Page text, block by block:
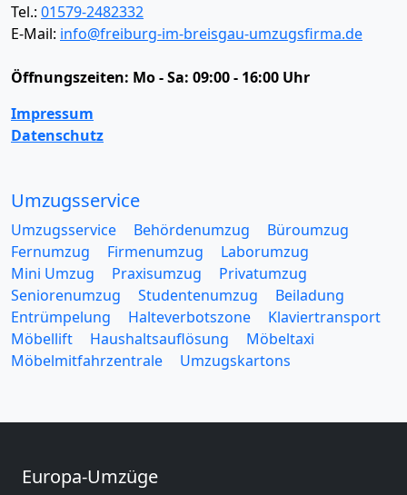
Tel.: 01579-2482332
E-Mail: info@freiburg-im-breisgau-umzugsfirma.de
Öffnungszeiten: Mo - Sa: 09:00 - 16:00 Uhr
Impressum
Datenschutz
Umzugsservice
Umzugsservice Behördenumzug
Büroumzug
Fernumzug
Firmenumzug
Laborumzug
Mini Umzug
Praxisumzug
Privatumzug
Seniorenumzug
Studentenumzug
Beiladung
Entrümpelung
Halteverbotszone
Klaviertransport
Möbellift
Haushaltsauflösung
Möbeltaxi
Möbelmitfahrzentrale
Umzugskartons
Europa-Umzüge